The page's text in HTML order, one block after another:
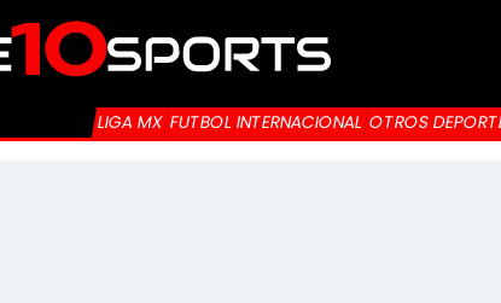
LIGA MX FUTBOL INTERNACIONAL OTROS